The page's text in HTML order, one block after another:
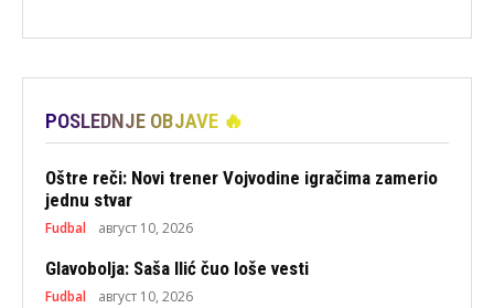
POSLEDNJE OBJAVE 🔥
Oštre reči: Novi trener Vojvodine igračima zamerio
jednu stvar
Fudbal август 10, 2026
Glavobolja: Saša Ilić čuo loše vesti
Fudbal август 10, 2026